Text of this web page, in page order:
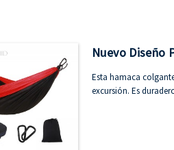
Nuevo Diseño
Esta hamaca
excursión. Es